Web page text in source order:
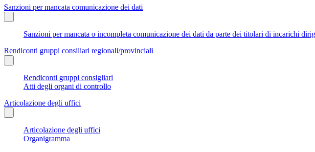
Sanzioni per mancata comunicazione dei dati
Sanzioni per mancata o incompleta comunicazione dei dati da parte dei titolari di incarichi
Rendiconti gruppi consiliari regionali/provinciali
Rendiconti gruppi consigliari
Atti degli organi di controllo
Articolazione degli uffici
Articolazione degli uffici
Organigramma